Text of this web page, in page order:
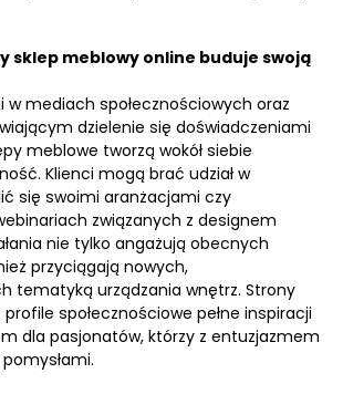
sklep meblowy online buduje swoją
w mediach społecznościowych oraz
dzielenie się doświadczeniami
meblowe tworzą wokół siebie
Klienci mogą brać udział w
się swoimi aranżacjami czy
związanych z designem
nie tylko angażują obecnych
przyciągają nowych,
tematyką urządzania wnętrz. Strony
społecznościowe pełne inspiracji
dla pasjonatów, którzy z entuzjazmem